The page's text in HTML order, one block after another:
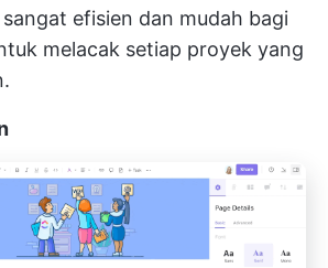
efisien dan mudah bagi
melacak setiap proyek yang